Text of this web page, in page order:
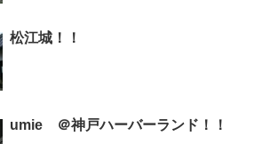
松江城！！
umie ＠神戸ハーバーランド！！